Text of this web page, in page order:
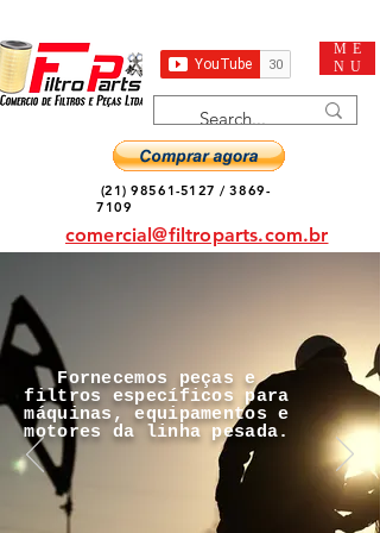
ME
NU
(21) 98561-5127 /3869-
7109
comercial@filtroparts.com.br
Fornecemos peças e
filtros específicos para
máquinas, equipamentos e
motores da linha pesada.